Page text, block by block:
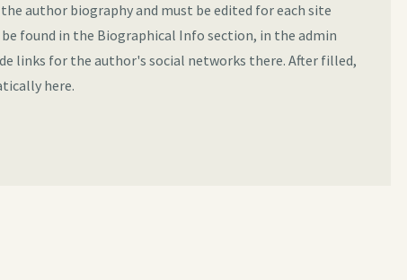
author biography and must be edited for each site
found in the Biographical Info section, in the admin
links for the author's social networks there. After filled,
here.